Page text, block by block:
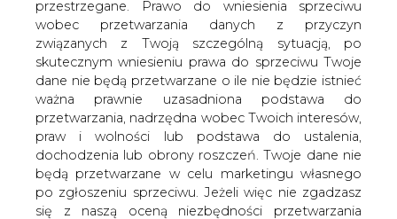
przestrzegane. Prawo do wniesienia sprzeciwu
wobec przetwarzania danych z przyczyn
związanych z Twoją szczególną sytuacją, po
skutecznym wniesieniu prawa do sprzeciwu Twoje
dane nie będą przetwarzane o ile nie będzie istnieć
ważna prawnie uzasadniona podstawa do
przetwarzania, nadrzędna wobec Twoich interesów,
praw i wolności lub podstawa do ustalenia,
dochodzenia lub obrony roszczeń. Twoje dane nie
będą przetwarzane w celu marketingu własnego
po zgłoszeniu sprzeciwu. Jeżeli więc nie zgadzasz
się z naszą oceną niezbędności przetwarzania
Rząd zgodził się na podpisanie
porozumienia, którego celem jest
określenie zobowiązań, jakie
spoczywają na państwie goszczącym
Konferencję w sprawie zmian klimatu
(COP24) - wynika z komunikatu CIR.
Konferencja odbędzie się w grudniu w
Katowicach.
Porozumienie to, dodaje CIR, stanowi podstawę prawną